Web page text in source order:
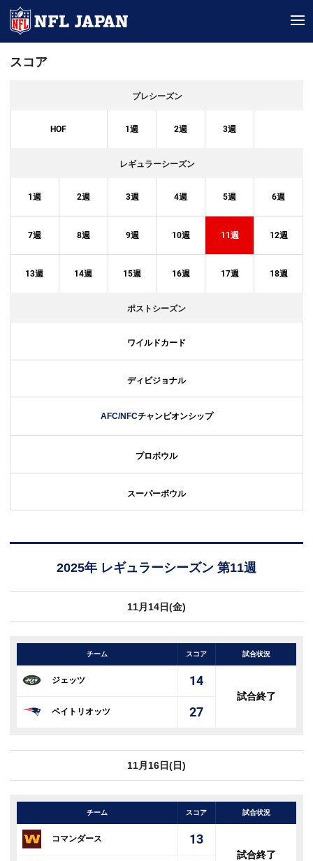
スコア
プレシーズン
HOF 1週 2週 3週
レギュラーシーズン
1週 2週 3週 4週 5週 6週
7週 8週 9週 10週 11週 12週
13週 14週 15週 16週 17週 18週
ポストシーズン
ワイルドカード
ディビジョナル
AFC/NFCチャンピオンシップ
プロボウル
スーパーボウル
2025年 レギュラーシーズン 第11週
11月14日(金)
チーム スコア 試合状況
ジェッツ 14
試合終了
ペイトリオッツ 27
11月16日(日)
チーム スコア 試合状況
コマンダース 13
試合終了